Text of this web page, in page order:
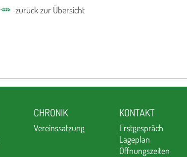
zurück zur Übersicht
CHRONIK
Vereinssatzung
KONTAKT
Erstgespräch
Lageplan
Öffnungszeiten